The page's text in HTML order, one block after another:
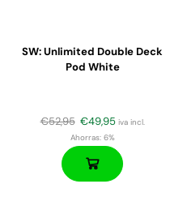
SW: Unlimited Double Deck
Pod White
€52,95 €49,95 iva incl.
Ahorras:6%